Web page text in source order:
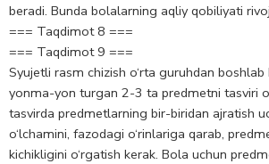
beradi. Bunda bolalarning aqliy qobiliyati
=== Taqdimot 8 ===
=== Taqdimot 9 ===
Syujetli rasm chizish o‘rta guruhdan
yonma-yon turgan 2-3 ta predmetni tasviri
tasvirda predmetlarning bir-biridan ajratish
o‘lchamini, fazodagi o‘rinlariga qarab,
kichikligini o‘rgatish kerak. Bola uchun